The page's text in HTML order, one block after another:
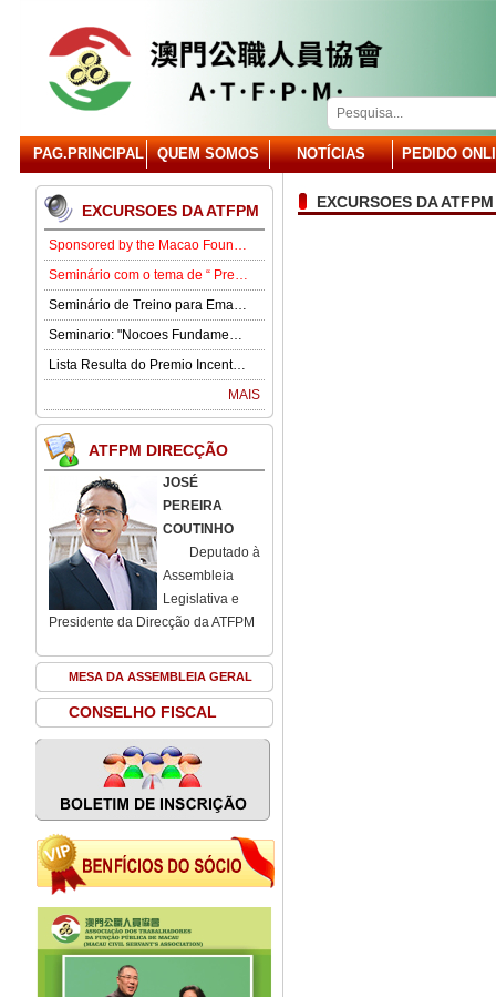
PAG.PRINCIPAL QUEM SOMOS NOTÍCIAS PEDIDO
EXCURSOES DA ATFPM
Sponsored by the Macao Foundation, the Macau Civil Servants Association (ATFPM) will organize the “Job Opportunities for Youth Seminar” at 3:00 p.m. on 15 August in our Association . Our guest speaker is Lawmaker José Pereira Coutinho.
Seminário com o tema de “ Prevenção e Controlo da Gota” .
Seminário de Treino para Emagrecimento.
Seminario: "Nocoes Fundamentais de Direito Comercialde Macau: Regime das Sociedades Comerciais,Orgaos Sociais, Direitos e Obrigagoes dos Socios"
Lista Resulta do Premio Incentivo 2026
MAIS
ATFPM DIRECÇÃO
JOSÉ
PEREIRA
COUTINHO
Deputado à
Assembleia
Legislativa e
Presidente da Direcção da ATFPM
MESA DA ASSEMBLEIA GERAL
CONSELHO FISCAL
EXCURSOES DA ATFPM